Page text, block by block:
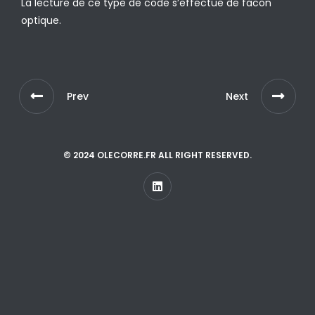
La lecture de ce type de code s’effectue de facon
optique.
Prev Next
© 2024 OLECORRE.FR ALL RIGHT RESERVED.